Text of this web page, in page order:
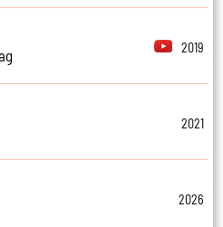
2019
2021
2026